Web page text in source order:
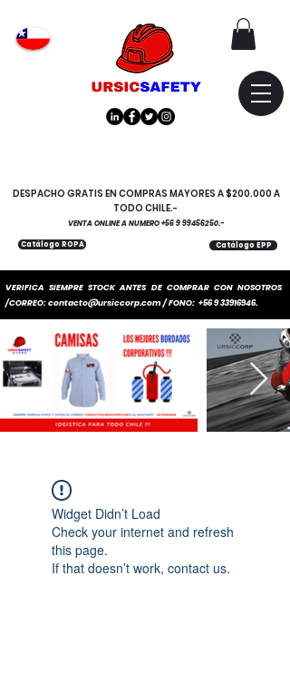
VERIFICA SIEMPRE STOCK ANTES DE COMPRAR CON NOSOTROS
/CORREO:contacto@ursiccorp.com/ FONO: +56 9 33916946.
Catálogo EPP
Catálogo ROPA
DESPACHO GRATIS EN COMPRAS MAYORES A $200.000 A
TODO CHILE.-
VENTA ONLINE A NUMERO+56 9 99456250.-
Widget Didn’t Load
Check your internet and refresh
this page.
If that doesn’t work, contact us.